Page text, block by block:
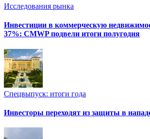
Исследования рынка
Инвестиции в коммерческую
37%: CMWP подвели итоги полугодия
Спецвыпуск: итоги года
Инвесторы переходят из защиты в